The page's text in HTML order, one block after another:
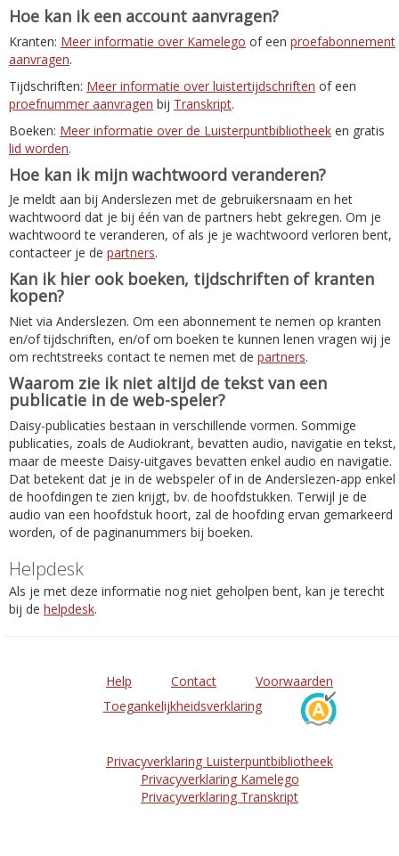
Hoe kan ik een account aanvragen?
Kranten: Meer informatie over Kamelego of een proefabonnement
aanvragen.
Tijdschriften: Meer informatie over luistertijdschriften of een
proefnummer aanvragen bij Transkript.
Boeken: Meer informatie over de Luisterpuntbibliotheek en gratis
lid worden.
Hoe kan ik mijn wachtwoord veranderen?
Je meldt aan bij Anderslezen met de gebruikersnaam en het
wachtwoord dat je bij één van de partners hebt gekregen. Om je
wachtwoord te veranderen, of als je je wachtwoord verloren bent,
contacteer je de partners.
Kan ik hier ook boeken, tijdschriften of kranten
kopen?
Niet via Anderslezen. Om een abonnement te nemen op kranten
en/of tijdschriften, en/of om boeken te kunnen lenen vragen wij je
om rechtstreeks contact te nemen met de partners.
Waarom zie ik niet altijd de tekst van een
publicatie in de web-speler?
Daisy-publicaties bestaan in verschillende vormen. Sommige
publicaties, zoals de Audiokrant, bevatten audio, navigatie en tekst,
maar de meeste Daisy-uitgaves bevatten enkel audio en navigatie.
Dat betekent dat je in de webspeler of in de Anderslezen-app enkel
de hoofdingen te zien krijgt, bv. de hoofdstukken. Terwijl je de
audio van een hoofdstuk hoort, zal de hoofding ervan gemarkeerd
worden, of de paginanummers bij boeken.
Helpdesk
Als je met deze informatie nog niet geholpen bent, kan je terecht
bij de helpdesk.
Help Contact
Voorwaarden
Toegankelijkheidsverklaring
Privacyverklaring Luisterpuntbibliotheek
Privacyverklaring Kamelego
Privacyverklaring Transkript